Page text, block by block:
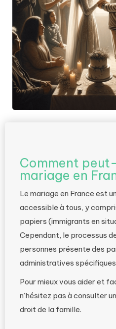
Comment
mariage en
Le mariage en France est
accessible à tous, y
papiers (immigrants en
Cependant, le processus
personnes présente des
administratives
Pour mieux vous aider et
n’hésitez pas à consulter
droit de la famille.